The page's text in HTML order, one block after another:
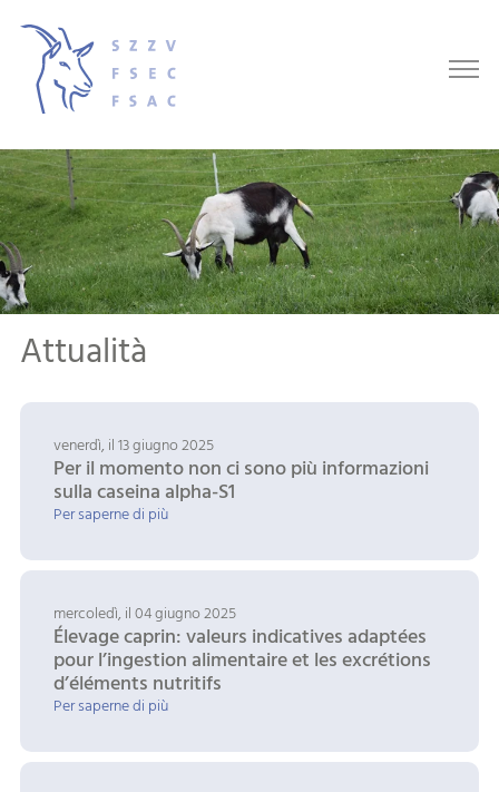
Attualità
venerdì, il 13 giugno 2025
Per il momento non ci sono più informazioni
sulla caseina alpha-S1
Per saperne di più
mercoledì, il 04 giugno 2025
Élevage caprin: valeurs indicatives adaptées
pour l’ingestion alimentaire et les excrétions
d’éléments nutritifs
Per saperne di più